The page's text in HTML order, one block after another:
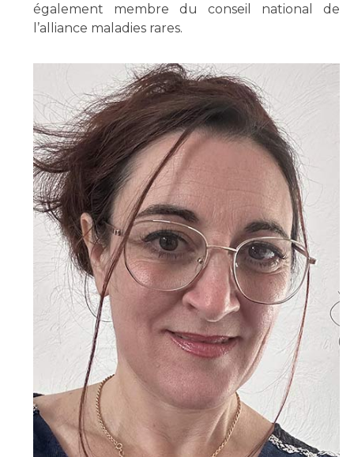
également membre du conseil national de
l’alliance maladies rares.